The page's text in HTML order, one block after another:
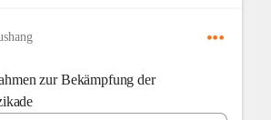
zur Bekämpfung der